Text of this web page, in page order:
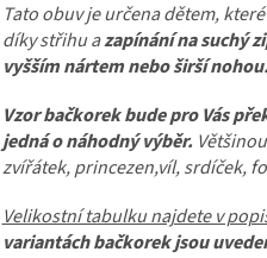
Tato obuv je určena dětem,
díky střihu azapínání na suchý
vyšším nártem nebo širší
Vzor bačkorek bude pro Vás
jedná o náhodný výběr.
zvířátek, princezen,víl, srdíček,
Velikostní tabulku najdete v
variantách bačkorek jsou